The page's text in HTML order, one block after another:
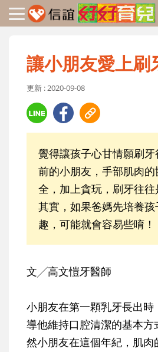
讓小朋友愛上刷
更新 : 2020-09-08
覺得讓孩子心甘情願刷
前的小朋友，手部肌肉
全，加上貪玩，刷牙往往
其實，如果爸媽先培養
趣，可能就會容易些唷！
文╱高文愷牙醫師
小朋友在第一顆乳牙長出時
導他維持口腔清潔的基本
然小朋友在這個年紀，肌肉